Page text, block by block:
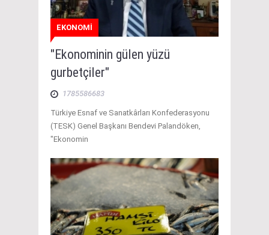
EKONOMİ
"Ekonominin gülen yüzü
gurbetçiler"
1785586683
Türkiye Esnaf ve Sanatkârları Konfederasyonu
(TESK) Genel Başkanı Bendevi Palandöken,
"Ekonomin